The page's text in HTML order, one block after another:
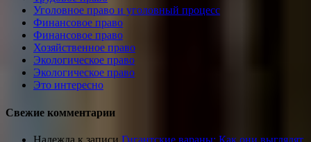
Уголовное право и уголовный процесс
Финансовое право
Финансовое право
Хозяйственное право
Экологическое право
Экологическое право
Это интересно
Свежие комментарии
Надежда к записи Гигантские вараны: Как они выглядят